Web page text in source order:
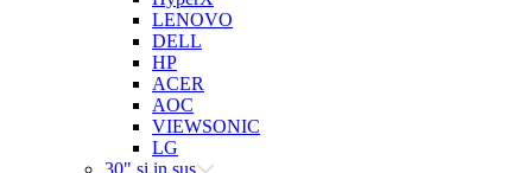
LENOVO
DELL
HP
ACER
AOC
VIEWSONIC
LG
30" si in sus